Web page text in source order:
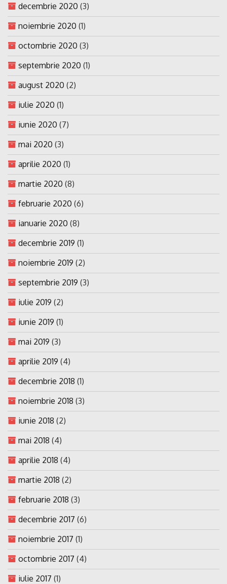
decembrie 2020 (3)
noiembrie 2020 (1)
octombrie 2020 (3)
septembrie 2020 (1)
august 2020 (2)
iulie 2020 (1)
iunie 2020 (7)
mai 2020 (3)
aprilie 2020 (1)
martie 2020 (8)
februarie 2020 (6)
ianuarie 2020 (8)
decembrie 2019 (1)
noiembrie 2019 (2)
septembrie 2019 (3)
iulie 2019 (2)
iunie 2019 (1)
mai 2019 (3)
aprilie 2019 (4)
decembrie 2018 (1)
noiembrie 2018 (3)
iunie 2018 (2)
mai 2018 (4)
aprilie 2018 (4)
martie 2018 (2)
februarie 2018 (3)
decembrie 2017 (6)
noiembrie 2017 (1)
octombrie 2017 (4)
iulie 2017 (1)